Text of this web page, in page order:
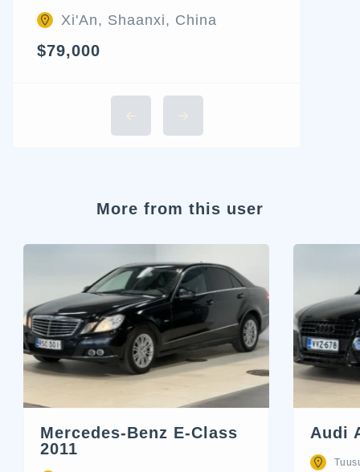
Xi'An, Shaanxi, China
$79,000
More from this user
Mercedes-Benz E-Class
2011
Audi